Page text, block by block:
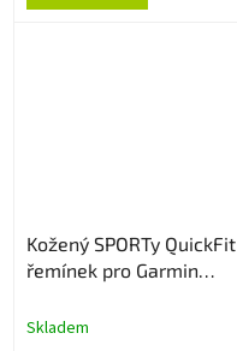
Kožený SPORTy QuickFit
řemínek pro Garmin
Skladem